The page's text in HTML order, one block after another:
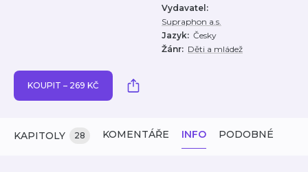
Vydavatel :
Supraphon a.s.
Jazyk: Česky
Žánr: Děti a mládež
KOUPIT – 269 KČ
KAPITOLY 28 KOMENTÁŘE INFO PODOBNÉ